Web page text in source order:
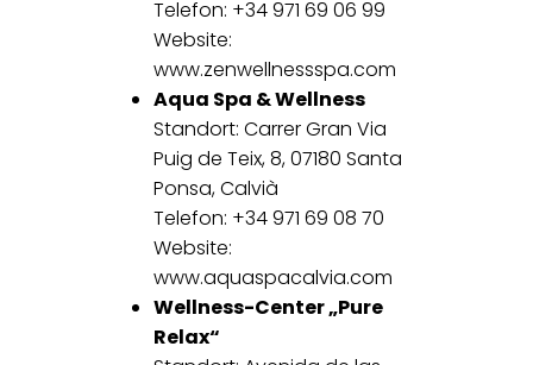
Telefon: +34 971 69 06 99
Website:
www.zenwellnessspa.com
Aqua Spa & Wellness
Standort: Carrer Gran Via
Puig de Teix, 8, 07180 Santa
Ponsa, Calvià
Telefon: +34 971 69 08 70
Website:
www.aquaspacalvia.com
Wellness-Center „Pure
Relax“